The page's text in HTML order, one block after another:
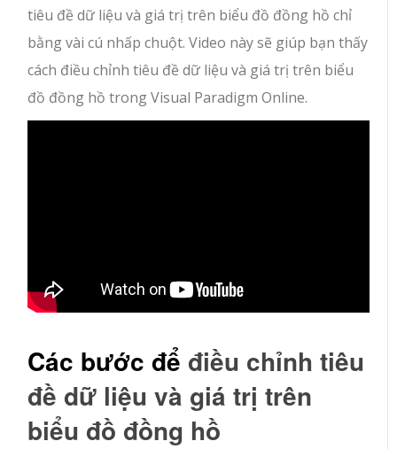
tiêu đề dữ liệu và giá trị trên biểu đồ đồng hồ chỉ
bằng vài cú nhấp chuột. Video này sẽ giúp bạn thấy
cách điều chỉnh tiêu đề dữ liệu và giá trị trên biểu
đồ đồng hồ trong Visual Paradigm Online.
Các bước đểđiều chỉnh tiêu
đề dữ liệu và giá trị trên
biểu đồ đồng hồ